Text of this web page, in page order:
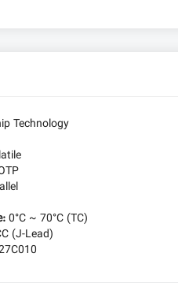
Technology
0°C ~ 70°C (TC)
(J-Lead)